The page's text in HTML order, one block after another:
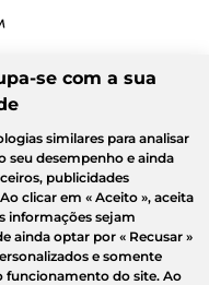
se com a sua
similares para analisar
seu desempenho e ainda
publicidades
clicar em « Aceito », aceita
informações sejam
ainda optar por « Recusar »
e somente
funcionamento do site. Ao